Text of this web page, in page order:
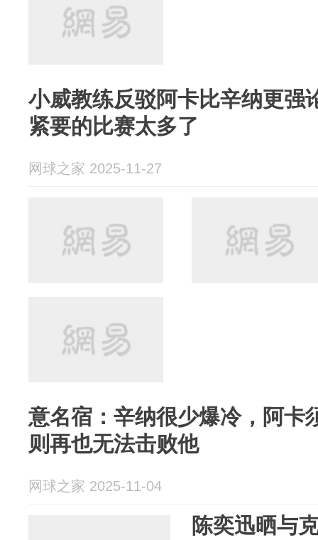
小威教练反驳阿卡比辛纳更强
紧要的比赛太多了
网球之家 2025-11-27
意名宿：辛纳很少爆冷，阿卡
则再也无法击败他
网球之家 2025-11-04
陈奕迅晒与